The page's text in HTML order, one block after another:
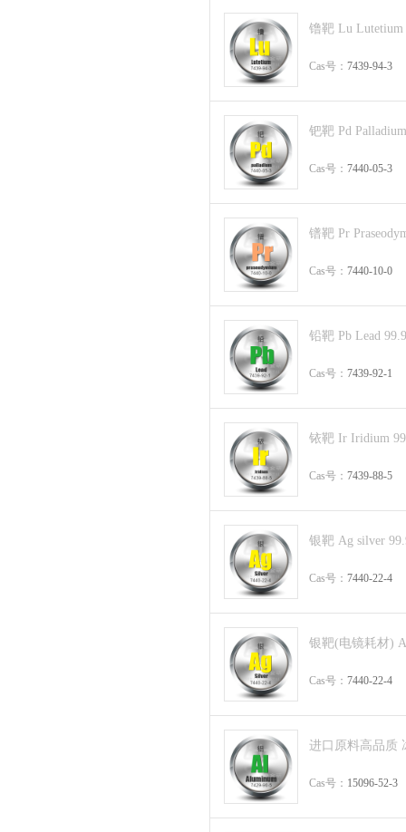
镥靶 Lu Lutetium
Cas号： 7439-94-3
钯靶 Pd
Cas号： 7440-05-3
镨靶 Pr
Cas号： 7440-10-0
铅靶 Pb Lead
Cas号： 7439-92-1
铱靶 Ir Iridium
Cas号： 7439-88-5
银靶 Ag silver
Cas号： 7440-22-4
银靶(电镜耗材)
Cas号： 7440-22-4
进口原料高品质
Cas号： 15096-52-3